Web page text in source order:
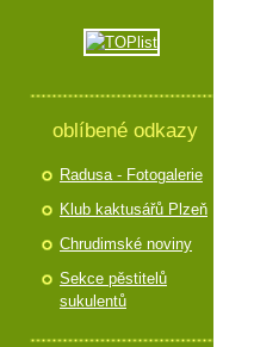
oblíbené odkazy
Radusa - Fotogalerie
Klub kaktusářů Plzeň
Chrudimské noviny
Sekce pěstitelů
sukulentů